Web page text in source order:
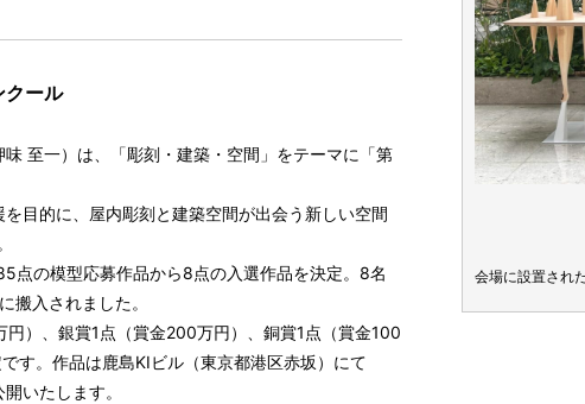
会場に設置され
クール
至一）は、「彫刻・建築・空間」をテーマに「第
目的に、屋内彫刻と建築空間が出会う新しい空間
点の模型応募作品から8点の入選作品を決定。8名
搬入されました。
）、銀賞1点（賞金200万円）、銅賞1点（賞金100
す。作品は鹿島KIビル（東京都港区赤坂）にて
いたします。